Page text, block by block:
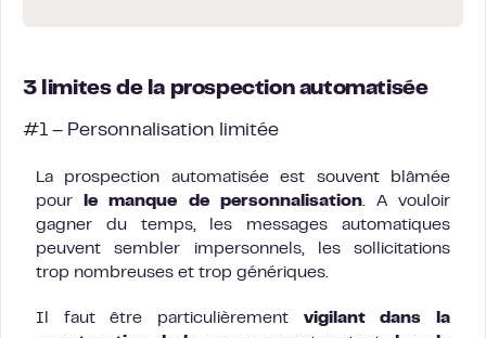
3 limites de la prospection automatisée
#1 – Personnalisation limitée
La prospection automatisée est souvent blâmée
pour
le manque de personnalisation. A vouloir
gagner du temps, les messages automatiques
peuvent sembler impersonnels, les sollicitations
trop nombreuses et trop génériques.
Il faut être particulièrement vigilant dans la